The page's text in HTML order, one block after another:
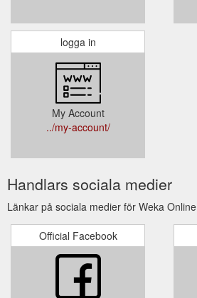
logga in
My Account
../my-account/
Handlars sociala medier
Länkar på sociala medier för Weka Online
Official Facebook